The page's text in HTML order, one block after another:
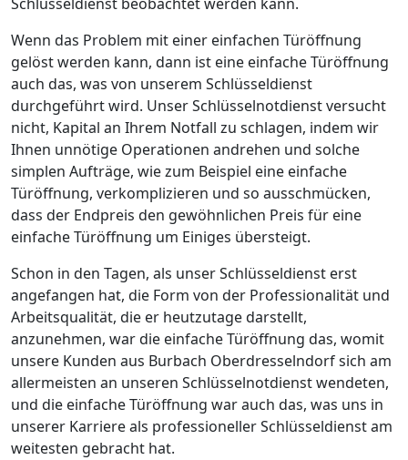
Wenn das Problem mit einer einfachen Türöffnung
gelöst werden kann, dann ist eine einfache Türöffnung
auch das, was von unserem Schlüsseldienst
durchgeführt wird. Unser Schlüsselnotdienst versucht
nicht, Kapital an Ihrem Notfall zu schlagen, indem wir
Ihnen unnötige Operationen andrehen und solche
simplen Aufträge, wie zum Beispiel eine einfache
Türöffnung, verkomplizieren und so ausschmücken,
dass der Endpreis den gewöhnlichen Preis für eine
einfache Türöffnung um Einiges übersteigt.
Schon in den Tagen, als unser Schlüsseldienst erst
angefangen hat, die Form von der Professionalität und
Arbeitsqualität, die er heutzutage darstellt,
anzunehmen, war die einfache Türöffnung das, womit
unsere Kunden aus Burbach Oberdresselndorf sich am
allermeisten an unseren Schlüsselnotdienst wendeten,
und die einfache Türöffnung war auch das, was uns in
unserer Karriere als professioneller Schlüsseldienst am
weitesten gebracht hat.